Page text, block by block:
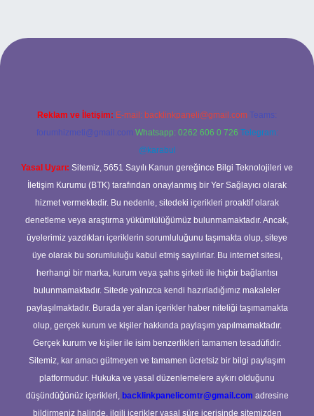
giriş
Reklam ve İletişim: E-mail: backlinkpaneli@gmail.com Teams:
forumhizmeti@gmail.com Whatsapp: 0262 606 0 726 Telegram:
@karabul
Yasal Uyarı: Sitemiz, 5651 Sayılı Kanun gereğince Bilgi Teknolojileri ve
İletişim Kurumu (BTK) tarafından onaylanmış bir Yer Sağlayıcı olarak
hizmet vermektedir. Bu nedenle, sitedeki içerikleri proaktif olarak
denetleme veya araştırma yükümlülüğümüz bulunmamaktadır. Ancak,
üyelerimiz yazdıkları içeriklerin sorumluluğunu taşımakta olup, siteye
üye olarak bu sorumluluğu kabul etmiş sayılırlar. Bu internet sitesi,
herhangi bir marka, kurum veya şahıs şirketi ile hiçbir bağlantısı
bulunmamaktadır. Sitede yalnızca kendi hazırladığımız makaleler
paylaşılmaktadır. Burada yer alan içerikler haber niteliği taşımamakta
olup, gerçek kurum ve kişiler hakkında paylaşım yapılmamaktadır.
Gerçek kurum ve kişiler ile isim benzerlikleri tamamen tesadüfidir.
Sitemiz, kar amacı gütmeyen ve tamamen ücretsiz bir bilgi paylaşım
platformudur. Hukuka ve yasal düzenlemelere aykırı olduğunu
düşündüğünüz içerikleri, backlinkpanelicomtr@gmail.com adresine
bildirmeniz halinde, ilgili içerikler yasal süre içerisinde sitemizden